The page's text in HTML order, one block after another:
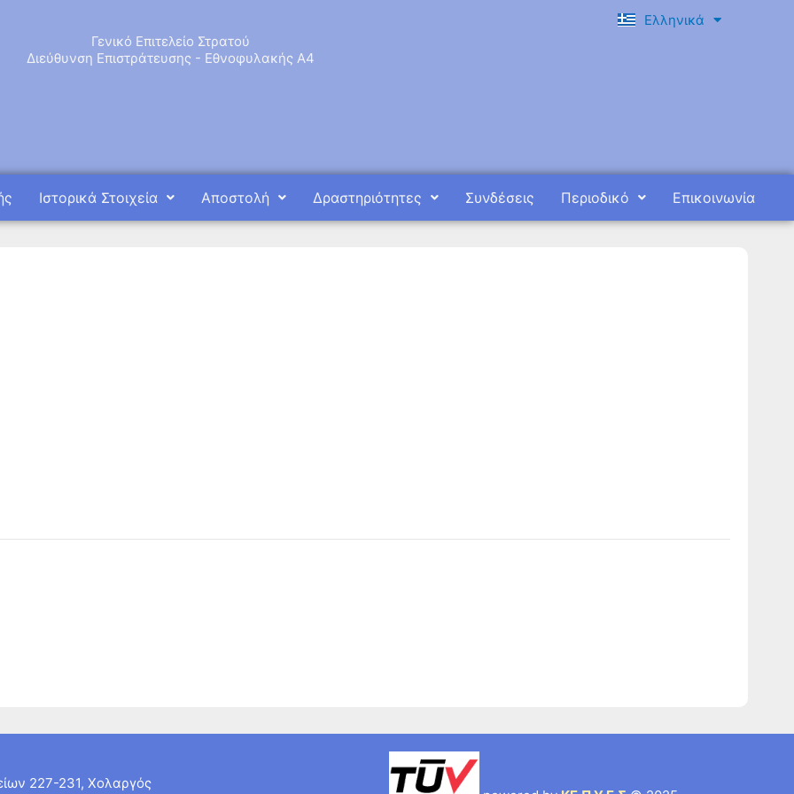
Γενικό Επιτελείο Στρατού
Διεύθυνση Επιστράτευσης - Εθνοφυλακής Α4
Ελληνικά
English
Ιστορικά Στοιχεία Αποστολή Δραστηριότητες Συνδέσεις Περιοδικό Επικοινωνία
227-231, Χολαργός